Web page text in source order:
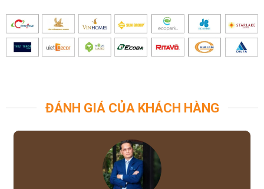
ĐÁNH GIÁ CỦA KHÁCH HÀNG